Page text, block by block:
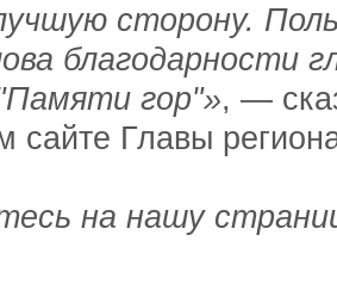
сторону.
благодарности
гор"», —
сайте Главы
на нашу